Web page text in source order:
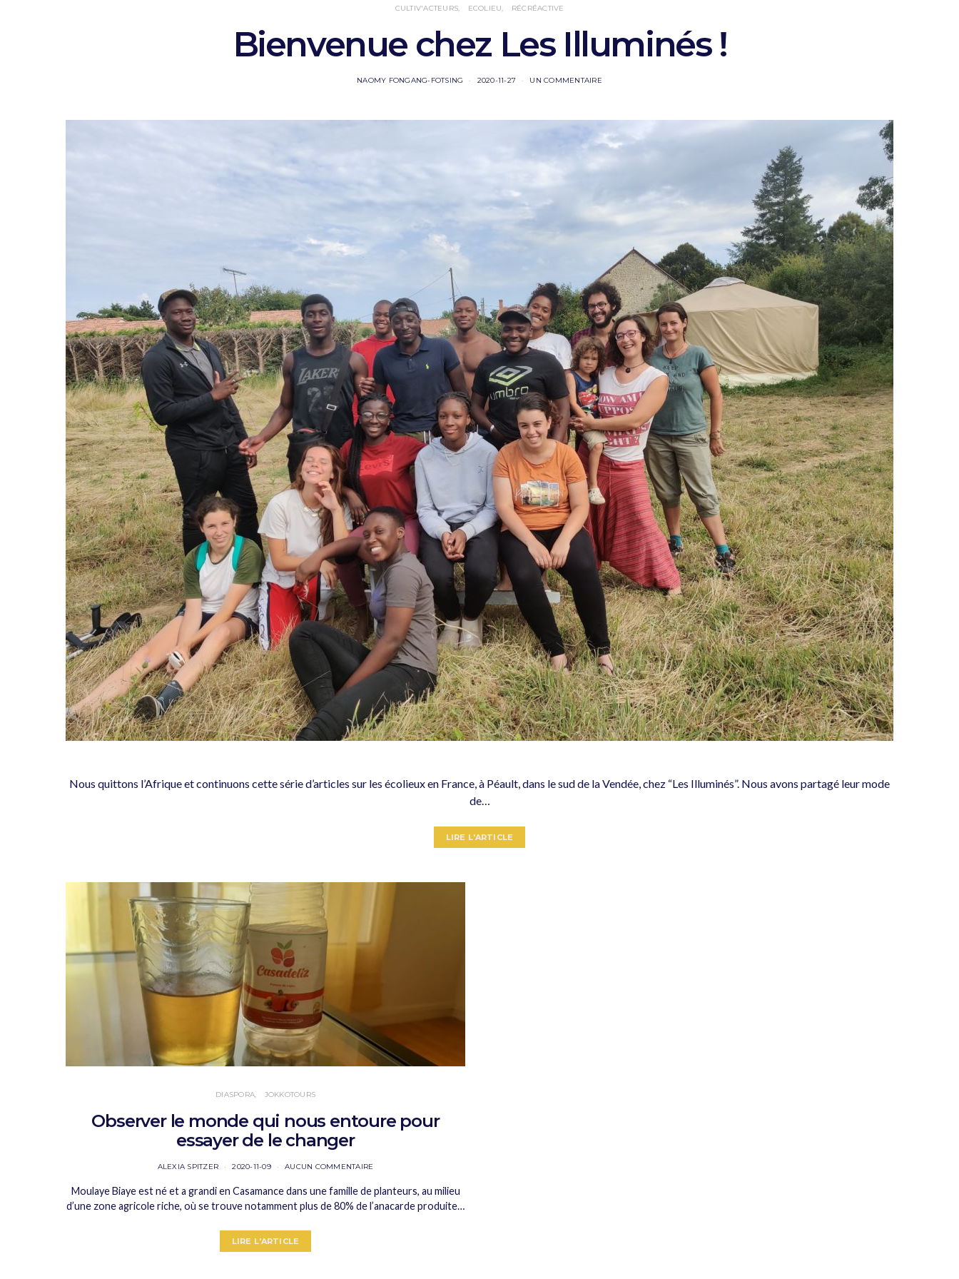
CULTIV'ACTEURS ECOLIEU RÉCRÉACTIVE
Bienvenue chez Les Illuminés !
NAOMY FONGANG-FOTSING 2020-11-27 UN COMMENTAIRE
Nous quittons l’Afrique et continuons cette série d’articles sur les écolieux en France, à Péault, dans le sud de la Vendée, chez “Les Illuminés”. Nous avons partagé leur mode
de…
LIRE L'ARTICLE
DIASPORA JOKKOTOURS
Observer le monde qui nous entoure pour
essayer de le changer
ALEXIA SPITZER 2020-11-09 AUCUN COMMENTAIRE
Moulaye Biaye est né et a grandi en Casamance dans une famille de planteurs, au milieu
d’une zone agricole riche, où se trouve notamment plus de 80% de l’anacarde produite…
LIRE L'ARTICLE